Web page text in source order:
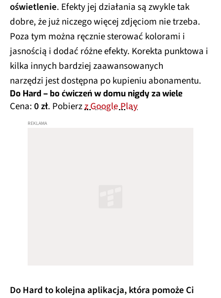
oświetlenie. Efekty jej działania są zwykle tak
dobre, że już niczego więcej zdjęciom nie trzeba.
Poza tym można ręcznie sterować kolorami i
jasnością i dodać różne efekty. Korekta punktowa i
kilka innych bardziej zaawansowanych
narzędzi jest dostępna po kupieniu abonamentu.
Do Hard – bo ćwiczeń w domu nigdy za wiele
Cena:0 zł. Pobierzz Google Play
Do Hard to kolejna aplikacja, która pomoże Ci